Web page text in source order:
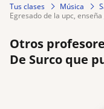
Tus clases Música
egresado de la upc,
Otros
De Surco que